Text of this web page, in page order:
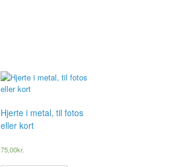
Hjerte i metal, til fotos
eller kort
75,00kr.